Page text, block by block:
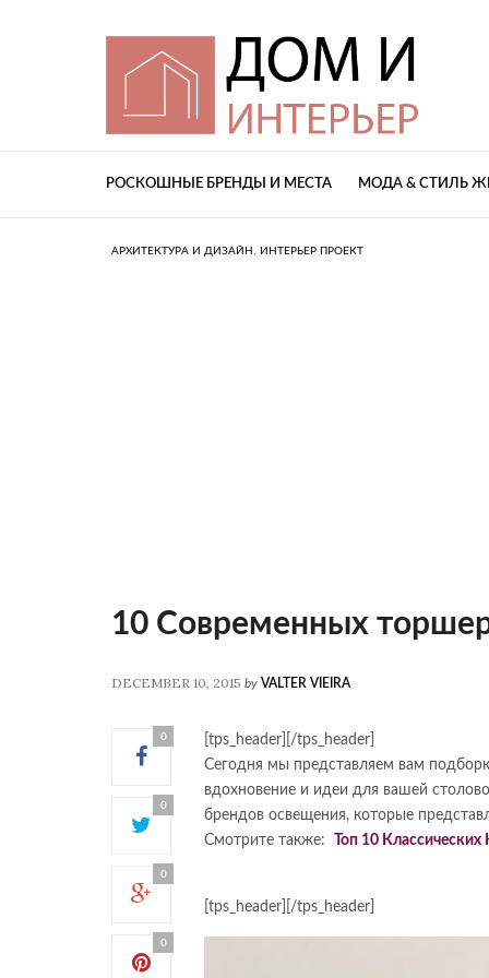
РОСКОШНЫЕ БРЕНДЫ И МЕСТА МОДА & СТИЛЬ
АРХИТЕКТУРА И ДИЗАЙН , ИНТЕРЬЕР ПРОЕКТ
10 Современных
DECEMBER 10, 2015 by VALTER VIEIRA
0
0
0
0
[tps_header][/tps_header]
Сегодня мы представляем вам
вдохновение и идеи для вашей
брендов освещения, которые
Смотрите также:
Топ 10
[tps_header][/tps_header]